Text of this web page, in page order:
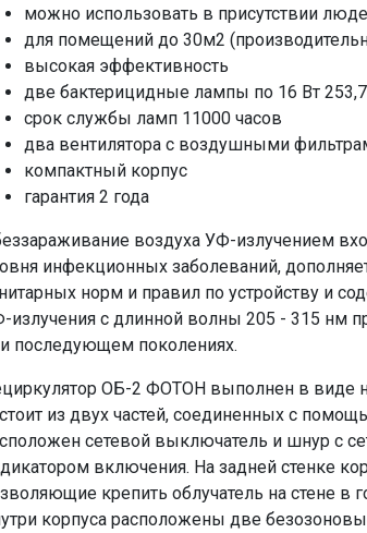
можно использовать в присутствии
для помещений до 30м2
высокая эффективность
две бактерицидные лампы по 16 Вт
срок службы ламп 11000 часов
два вентилятора с воздушными
компактный корпус
гарантия 2 года
воздуха УФ-излучением
инфекционных заболеваний,
норм и правил по устройству и
излучения с длинной волны 205 - 315 нм
последующем поколениях.
ОБ-2 ФОТОН выполнен в виде
из двух частей, соединенных с
сетевой выключатель и шнур с
включения. На задней стенке
крепить облучатель на стене в
корпуса расположены две